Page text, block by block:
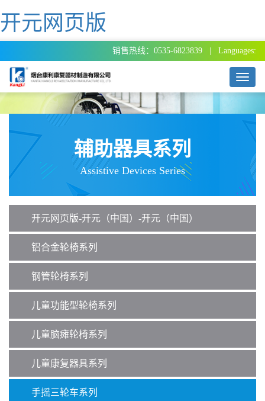
开元网页版
销售热线：0535-6823839 | Languages:
T
o
g
i
g
i
辅助器具系列
Assistive Devices Series
开元网页版-开元（中国）-开元（中国）
铝合金轮椅系列
钢管轮椅系列
儿童功能型轮椅系列
儿童脑瘫轮椅系列
儿童康复器具系列
手摇三轮车系列